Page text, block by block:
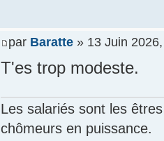
par Baratte » 13 Juin
T'es trop modeste.
Les salariés sont les
chômeurs en puissance.